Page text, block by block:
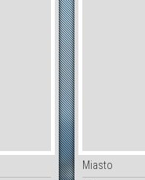
Miasto